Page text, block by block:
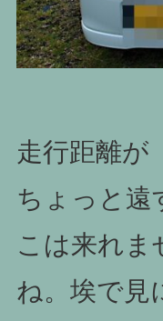
走行距離
ちょっと遠
こは来れま
ね。埃で見